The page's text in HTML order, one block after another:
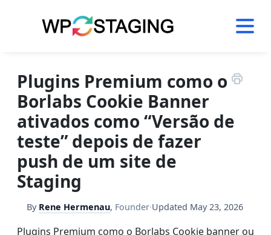
Plugins Premium como o
Borlabs Cookie Banner
ativados como “Versão de
teste” depois de fazer
push de um site de
Staging
By Rene Hermenau, Founder·Updated May 23, 2026
Plugins Premium como o Borlabs Cookie banner ou